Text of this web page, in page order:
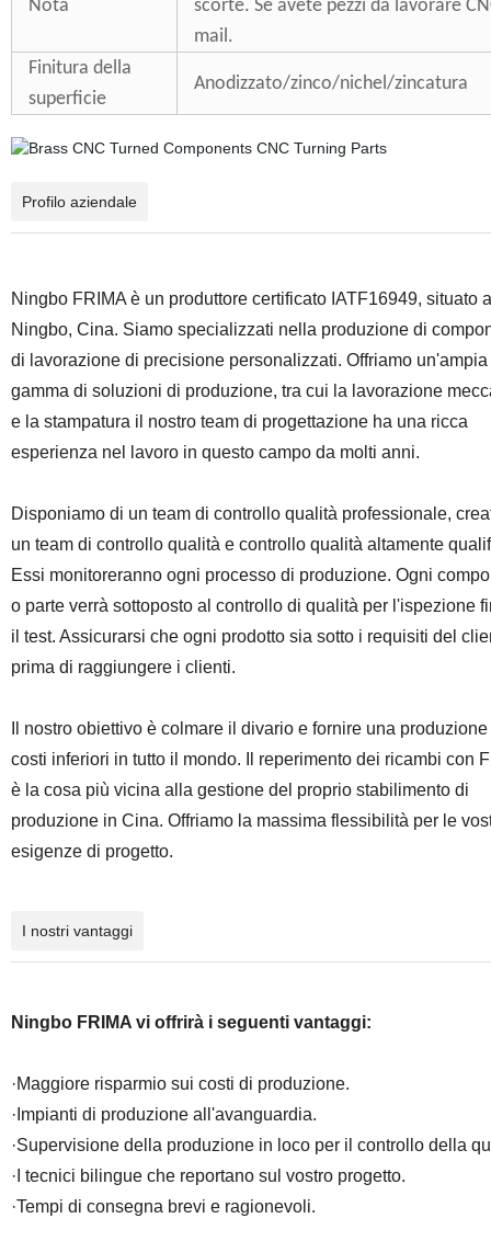
Nota
scorte. Se avete pezzi da lavorare
mail.
Finitura della
superficie
Anodizzato/zinco/nichel/zincatura
Profilo aziendale
Ningbo FRIMA è un produttore certificato IATF16949, situato a
Ningbo, Cina. Siamo specializzati nella produzione di
di lavorazione di precisione personalizzati. Offriamo un'ampia
gamma di soluzioni di produzione, tra cui la lavorazione
e la stampatura il nostro team di progettazione ha una ricca
esperienza nel lavoro in questo campo da molti anni.
Disponiamo di un team di controllo qualità professionale,
un team di controllo qualità e controllo qualità altamente
Essi monitoreranno ogni processo di produzione. Ogni
o parte verrà sottoposto al controllo di qualità per l'ispezione
il test. Assicurarsi che ogni prodotto sia sotto i requisiti del
prima di raggiungere i clienti.
Il nostro obiettivo è colmare il divario e fornire una produzione
costi inferiori in tutto il mondo. Il reperimento dei ricambi con
è la cosa più vicina alla gestione del proprio stabilimento di
produzione in Cina. Offriamo la massima flessibilità per le
esigenze di progetto.
I nostri vantaggi
Ningbo FRIMA vi offrirà i seguenti vantaggi:
·Maggiore risparmio sui costi di produzione.
·Impianti di produzione all'avanguardia.
·Supervisione della produzione in loco per il controllo della
·I tecnici bilingue che reportano sul vostro progetto.
·Tempi di consegna brevi e ragionevoli.